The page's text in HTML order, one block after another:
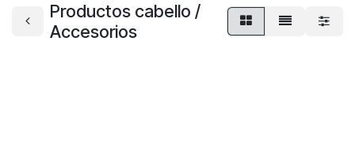
Productos cabello /
Accesorios